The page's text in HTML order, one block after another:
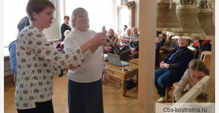
Cbs-kostroma.ru